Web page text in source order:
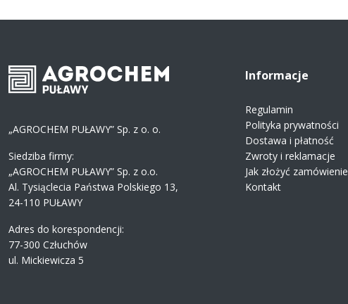
„AGROCHEM PUŁAWY” Sp. z o. o.
Siedziba firmy:
„AGROCHEM PUŁAWY” Sp. z o.o.
Al. Tysiąclecia Państwa Polskiego 13,
24-110 PUŁAWY
Adres do korespondencji:
77-300 Człuchów
ul. Mickiewicza 5
Informacje
Regulamin
Polityka prywatności
Dostawa i płatność
Zwroty i reklamacje
Jak złożyć zamówienie
Kontakt